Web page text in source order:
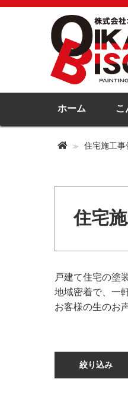
ホーム こ
住宅施工事
住宅
戸建て住宅の塗
地域密着で、一
お客様の生のお
絞り込み